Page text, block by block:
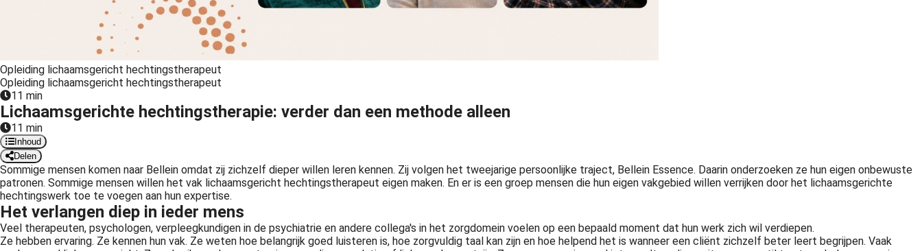
Opleiding lichaamsgericht hechtingstherapeut
Opleiding lichaamsgericht hechtingstherapeut
11 min
Lichaamsgerichte hechtingstherapie: verder dan een methode alleen
11 min
Inhoud
Delen
Sommige mensen komen naar Bellein omdat zij zichzelf dieper willen leren kennen. Zij volgen het tweejarige persoonlijke traject, Bellein Essence. Daarin onderzoeken ze hun eigen onbewuste
patronen. Sommige mensen willen het vak lichaamsgericht hechtingstherapeut eigen maken. En er is een groep mensen die hun eigen vakgebied willen verrijken door het lichaamsgerichte
hechtingswerk toe te voegen aan hun expertise.
Het verlangen diep in ieder mens
Veel therapeuten, psychologen, verpleegkundigen in de psychiatrie en andere collega's in het zorgdomein voelen op een bepaald moment dat hun werk zich wil verdiepen.
Ze hebben ervaring. Ze kennen hun vak. Ze weten hoe belangrijk goed luisteren is, hoe zorgvuldig taal kan zijn en hoe helpend het is wanneer een cliënt zichzelf beter leert begrijpen. Vaak